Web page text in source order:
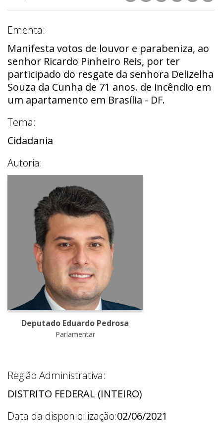
Ementa:
Manifesta votos de louvor e parabeniza, ao
senhor Ricardo Pinheiro Reis, por ter
participado do resgate da senhora Delizelha
Souza da Cunha de 71 anos. de incêndio em
um apartamento em Brasília - DF.
Tema:
Cidadania
Autoria:
Deputado Eduardo Pedrosa
Parlamentar
Região Administrativa:
DISTRITO FEDERAL (INTEIRO)
Data da disponibilização:02/06/2021